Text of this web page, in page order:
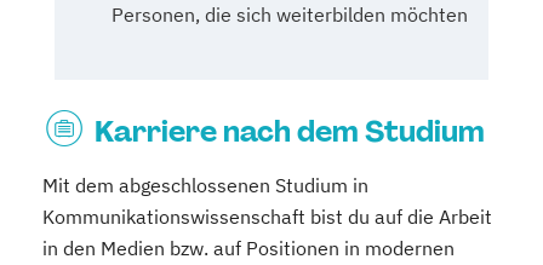
Personen, die sich weiterbilden möchten
Karriere nach dem Studium
Mit dem abgeschlossenen Studium in
Kommunikationswissenschaft bist du auf die Arbeit
in den Medien bzw. auf Positionen in modernen